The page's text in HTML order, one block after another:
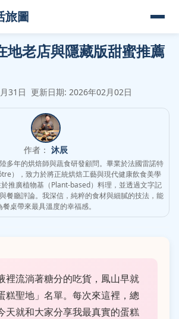
旅圖
地老店與隱藏版甜蜜推薦
31日 更新日期: 2026年02月02日
作者： 沐辰
多年的烘焙師與蔬食研發顧問。畢業於法國雷諾特
），致力於將正統烘焙工藝與現代健康飲食美學
推廣植物基（Plant-based）料理，並透過文字記
餐廳評論。我深信，純粹的食材與細膩的技法，能
餐桌帶來最具溫度的幸福感。
裡流淌著糖分的吃貨，鳳山早就
糕聖地」名單。每次來這裡，總
天就和大家分享我最真實的蛋糕